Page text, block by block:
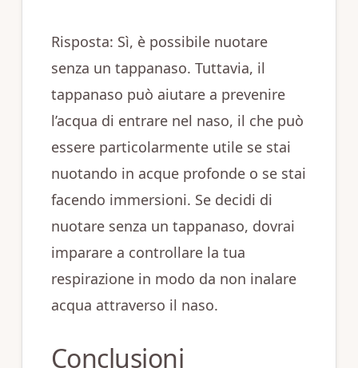
Risposta: Sì, è possibile nuotare
senza un tappanaso. Tuttavia, il
tappanaso può aiutare a prevenire
l’acqua di entrare nel naso, il che può
essere particolarmente utile se stai
nuotando in acque profonde o se stai
facendo immersioni. Se decidi di
nuotare senza un tappanaso, dovrai
imparare a controllare la tua
respirazione in modo da non inalare
acqua attraverso il naso.
Conclusioni